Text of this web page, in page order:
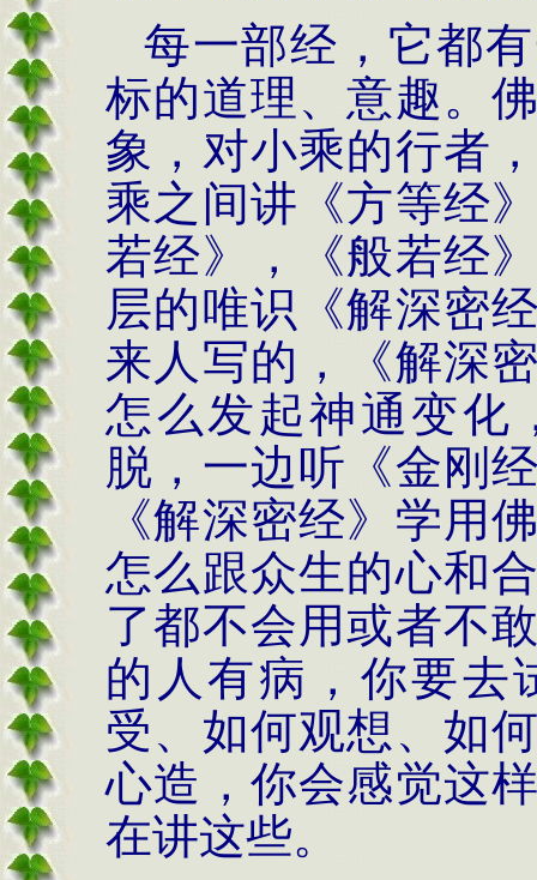
每一部经，它都
标的道理、意趣。
象，对小乘的行者
乘之间讲《方等经
若经》，《般若经
层的唯识《解深密
来人写的，《解深
怎么发起神通变化
脱，一边听《金刚
《解深密经》学用
怎么跟众生的心和
了都不会用或者不
的人有病，你要去
受、如何观想、如
心造，你会感觉这
在讲这些。